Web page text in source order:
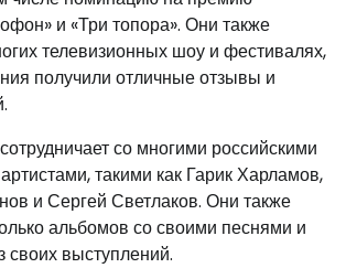
и «Три топора». Они также
телевизионных шоу и фестивалях,
получили отличные отзывы и
со многими российскими
такими как Гарик Харламов,
и Сергей Светлаков. Они также
альбомов со своими песнями и
своих выступлений.